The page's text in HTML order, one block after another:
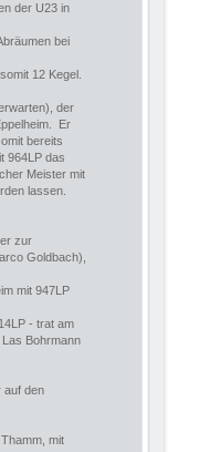
der U23 in
bei
12 Kegel.
der
Er
bereits
964LP das
Meister mit
lassen.
zur
Goldbach),
mit 947LP
- trat am
Bohrmann
auf den
mit